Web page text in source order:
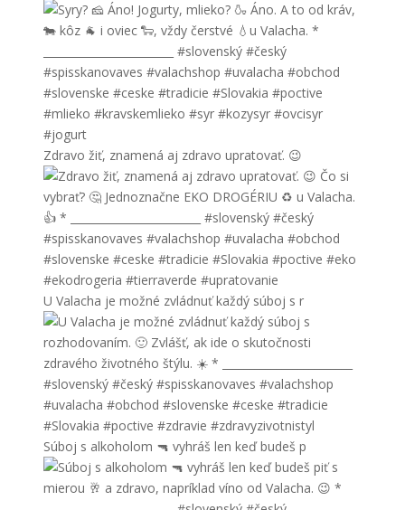
Zdravo žiť, znamená aj zdravo upratovať. 😉
U Valacha je možné zvládnuť každý súboj s r
Súboj s alkoholom 🔫 vyhráš len keď budeš p